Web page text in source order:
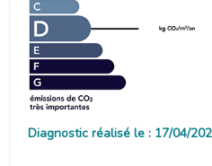
Diagnostic réalisé le : 17/04/